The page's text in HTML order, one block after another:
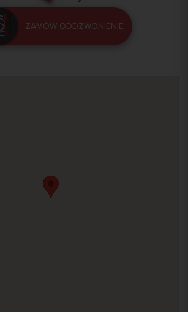
ZAMÓW ODDZWONIENIE